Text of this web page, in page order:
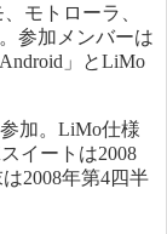
モトローラ、
参加メンバーは
」とLiMo
加。LiMo仕様
イートは2008
2008年第4四半